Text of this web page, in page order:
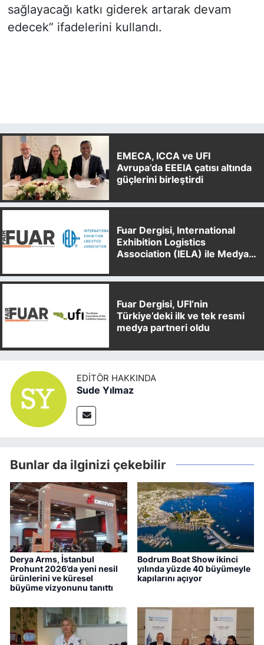
sağlayacağı katkı giderek artarak devam
edecek” ifadelerini kullandı.
EMECA, ICCA ve UFI
Avrupa’da EEEIA çatısı altında
güçlerini birleştirdi
Fuar Dergisi, International
Exhibition Logistics
Association (IELA) ile Medya
Fuar Dergisi, UFI’nin
Türkiye’deki ilk ve tek resmi
medya partneri oldu
EDITÖR HAKKINDA
Sude Yılmaz
Bunlar da ilginizi çekebilir
Derya Arms, İstanbul
Prohunt 2026’da yeni nesil
ürünlerini ve küresel
büyüme vizyonunu tanıttı
Bodrum Boat Show ikinci
yılında yüzde 40 büyümeyle
kapılarını açıyor